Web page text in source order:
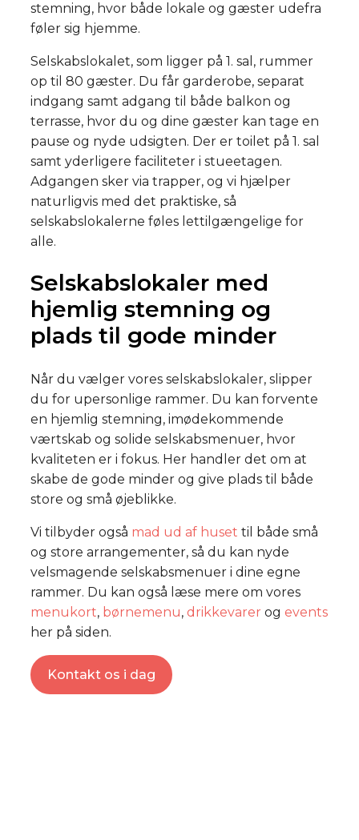
stemning, hvor både lokale og gæster udefra
føler sig hjemme.
Selskabslokalet, som ligger på 1. sal, rummer
op til 80 gæster. Du får garderobe, separat
indgang samt adgang til både balkon og
terrasse, hvor du og dine gæster kan tage en
pause og nyde udsigten. Der er toilet på 1. sal
samt yderligere faciliteter i stueetagen.
Adgangen sker via trapper, og vi hjælper
naturligvis med det praktiske, så
selskabslokalerne føles lettilgængelige for
alle.
Selskabslokaler med
hjemlig stemning og
plads til gode minder
Når du vælger vores selskabslokaler, slipper
du for upersonlige rammer. Du kan forvente
en hjemlig stemning, imødekommende
værtskab og solide selskabsmenuer, hvor
kvaliteten er i fokus. Her handler det om at
skabe de gode minder og give plads til både
store og små øjeblikke.
Vi tilbyder også mad ud af huset til både små
og store arrangementer, så du kan nyde
velsmagende selskabsmenuer i dine egne
rammer. Du kan også læse mere om vores
menukort, børnemenu, drikkevarer og events
her på siden.
Kontakt os i dag